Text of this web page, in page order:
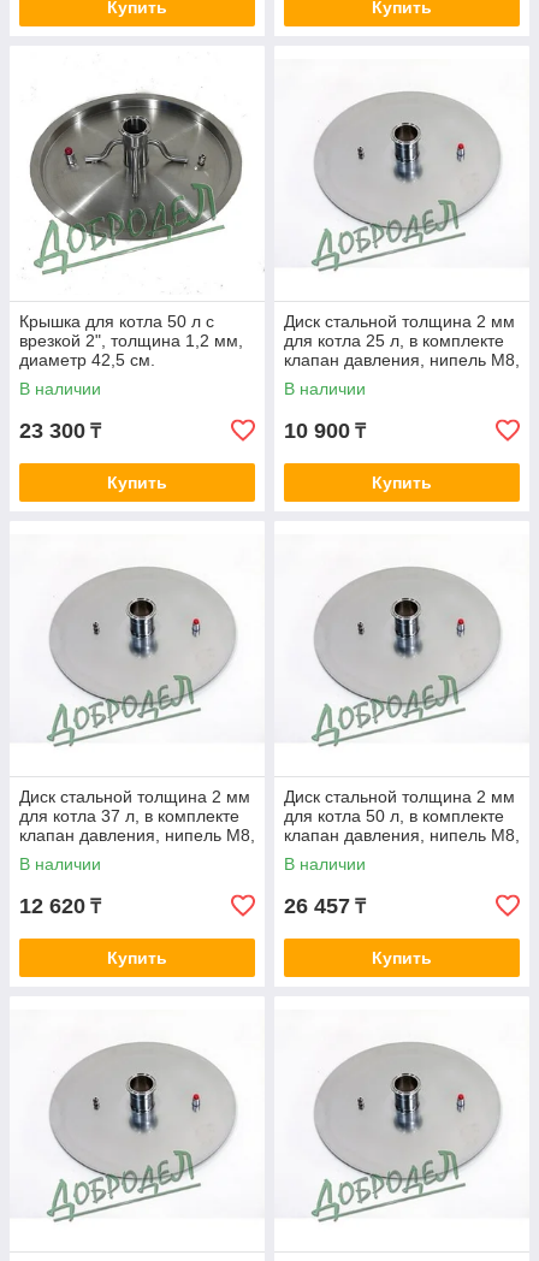
Купить Купить
Крышка для котла 50 л с
врезкой 2", толщина 1,2 мм,
диаметр 42,5 см.
В наличии
23 300 ₸
Купить
Диск стальной толщина 2 мм
для котла 25 л, в комплекте
клапан давления, нипель М8,
кламп 2".
В наличии
10 900 ₸
Купить
Диск стальной толщина 2 мм
для котла 37 л, в комплекте
клапан давления, нипель М8,
кламп 2".
В наличии
12 620 ₸
Купить
Диск стальной толщина 2 мм
для котла 50 л, в комплекте
клапан давления, нипель М8,
кламп 2".
В наличии
26 457 ₸
Купить